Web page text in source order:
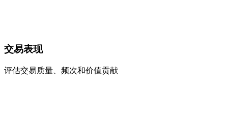
交易表现
评估交易质量、频次和价值贡献